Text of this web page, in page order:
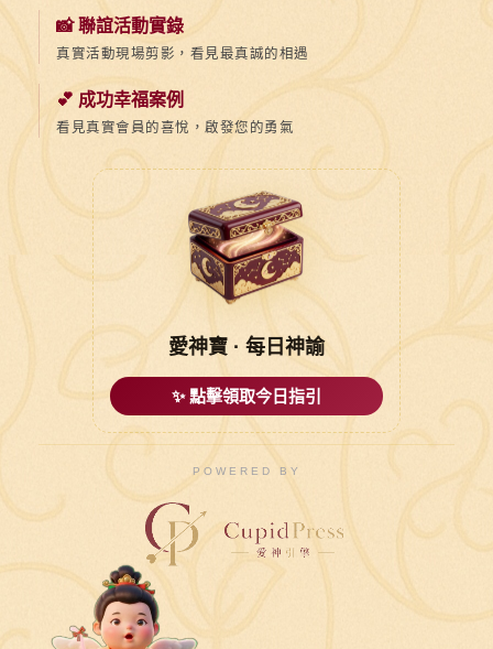
📸 聯誼活動實錄
真實活動現場剪影，看見最真誠的相遇
💕 成功幸福案例
看見真實會員的喜悅，啟發您的勇氣
愛神寶 · 每日神諭
✨ 點擊領取今日指引
POWERED BY